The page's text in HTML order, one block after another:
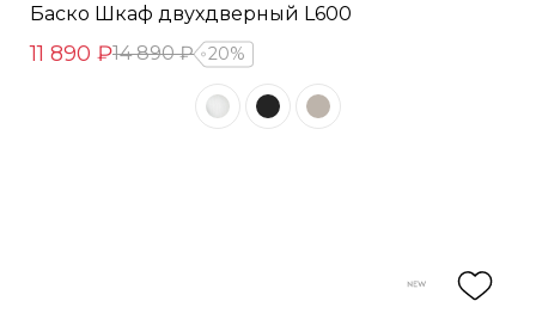
Баско Шкаф двухдверный L600
11 890 ₽14 890 ₽ 20%